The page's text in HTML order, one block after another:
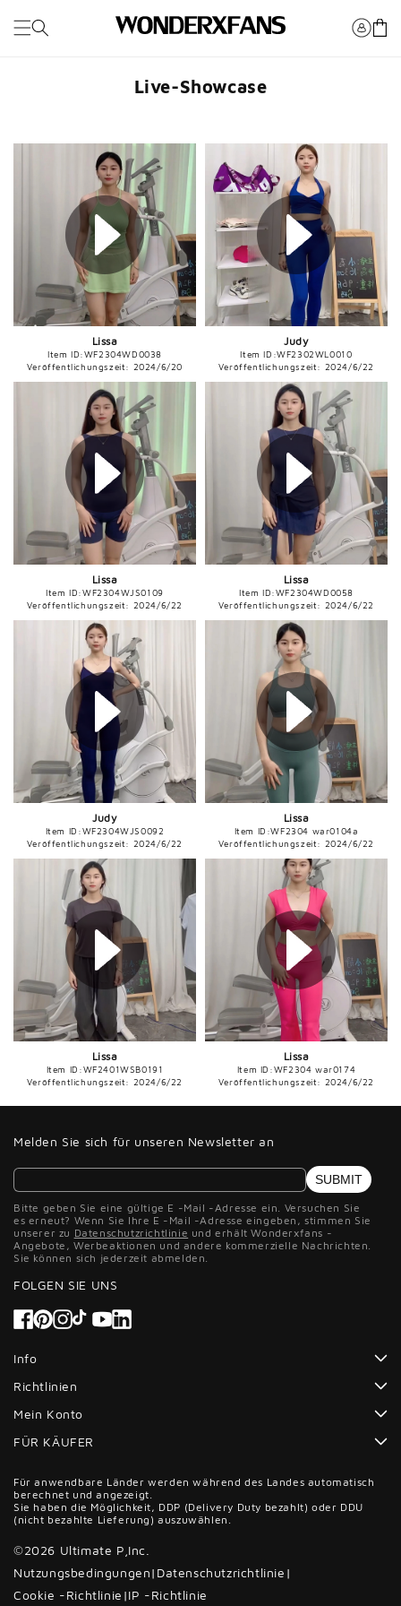
Sie zu
Inhalten
Wagen
Live-Showcase
Lissa
Item ID:WF2304WD0038
Veröffentlichungszeit: 2024/6/20
Judy
Item ID:WF2302WL0010
Veröffentlichungszeit: 2024/6/22
Lissa
Item ID:WF2304WJS0109
Veröffentlichungszeit: 2024/6/22
Lissa
Item ID:WF2304WD0058
Veröffentlichungszeit: 2024/6/22
Judy
Item ID:WF2304WJS0092
Veröffentlichungszeit: 2024/6/22
Lissa
Item ID:WF2304 war0104a
Veröffentlichungszeit: 2024/6/22
Lissa
Item ID:WF2401WSB0191
Veröffentlichungszeit: 2024/6/22
Lissa
Item ID:WF2304 war0174
Veröffentlichungszeit: 2024/6/22
Info
Richtlinien
Mein Konto
FÜR KÄUFER
Melden Sie sich für unseren Newsletter an
SUBMIT
Bitte geben Sie eine gültige E -Mail -Adresse ein. Versuchen Sie
es erneut? Wenn Sie Ihre E -Mail -Adresse eingeben, stimmen Sie
unserer zu Datenschutzrichtlinie und erhält Wonderxfans -
Angebote, Werbeaktionen und andere kommerzielle Nachrichten.
Sie können sich jederzeit abmelden.
FOLGEN SIE UNS
Facebook
Pinterest
Instagram
TiktokYouTube
Für anwendbare Länder werden während des Landes automatisch
berechnet und angezeigt.
Sie haben die Möglichkeit, DDP (Delivery Duty bezahlt) oder DDU
(nicht bezahlte Lieferung) auszuwählen.
©2026 Ultimate P,Inc.
Nutzungsbedingungen| Datenschutzrichtlinie |
Cookie -Richtlinie |IP -Richtlinie